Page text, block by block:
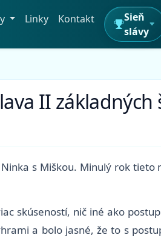
Linky Kontakt
Sieň
slávy
II základných
s Miškou. Minulý rok
skúseností, nič iné ako
a bolo jasné, že to s